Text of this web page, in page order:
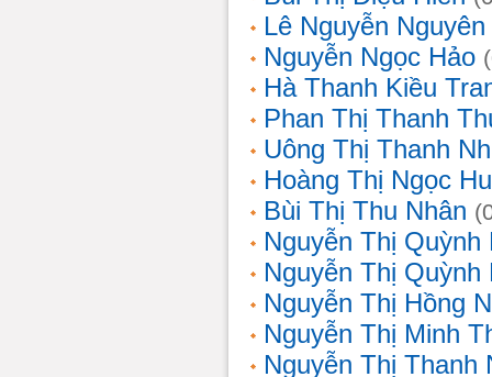
Lê Nguyễn
Nguyễn Ngọc Hảo
Hà Thanh Kiều
Phan Thị Thanh
Uông Thị Thanh
Hoàng Thị Ngọc
Bùi Thị Thu Nhân
Nguyễn Thị Quỳnh
Nguyễn Thị Quỳnh
Nguyễn Thị Hồng
Nguyễn Thị Minh
Nguyễn Thị Thanh